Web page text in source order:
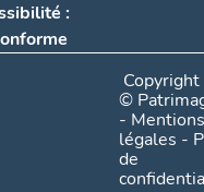
:
Copyright
©
- Mentions
légales -
de